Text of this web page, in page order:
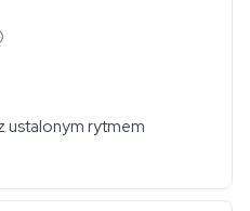
ustalonym rytmem